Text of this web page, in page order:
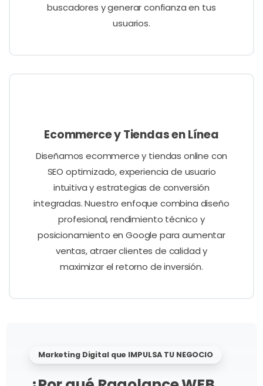
buscadores y generar confianza en tus
usuarios.
Ecommerce y Tiendas en Línea
Diseñamos ecommerce y tiendas online con
SEO optimizado, experiencia de usuario
intuitiva y estrategias de conversión
integradas. Nuestro enfoque combina diseño
profesional, rendimiento técnico y
posicionamiento en Google para aumentar
ventas, atraer clientes de calidad y
maximizar el retorno de inversión.
Marketing Digital que IMPULSA TU NEGOCIO